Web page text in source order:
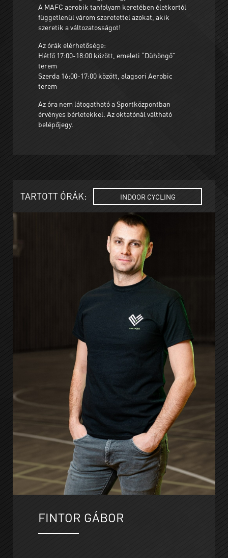
A MAFC aerobik tanfolyam keretében életkortól
függetlenül várom szeretettel azokat, akik
szeretik a változatosságot!
Az órák elérhetősége:
Hétfő 17:00-18:00 között, emeleti “Dühöngő”
terem
Szerda 16:00-17:00 között, alagsori Aerobic
terem
Az óra nem látogatható a Sportközpontban
érvényes bérletekkel. Az oktatónál váltható
belépőjegy.
TARTOTT ÓRÁK: INDOOR CYCLING
FINTOR GÁBOR